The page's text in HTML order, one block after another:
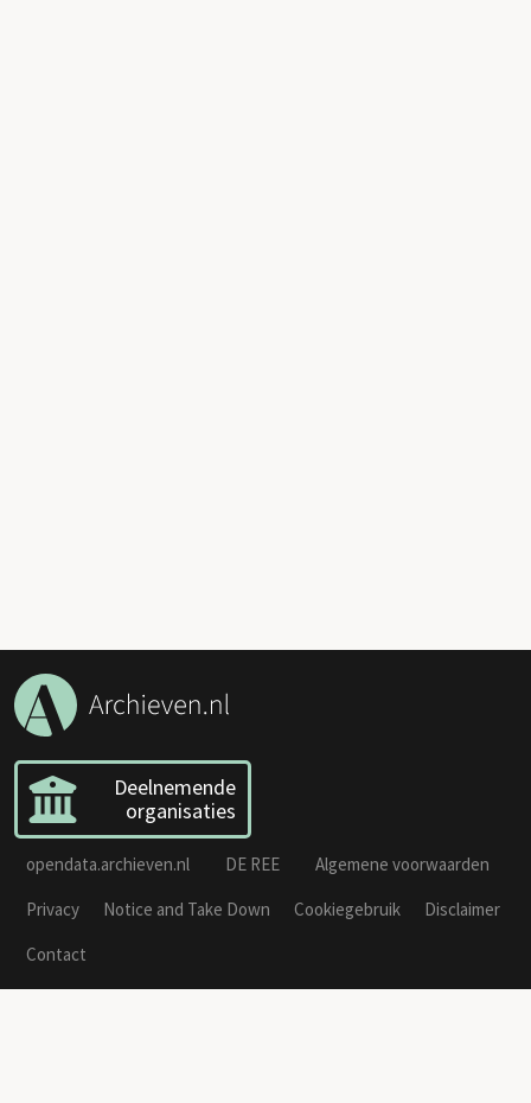
Deelnemende
organisaties
opendata.archieven.nl DE REE
Algemene voorwaarden
Privacy
Notice and Take Down Cookiegebruik
Disclaimer
Contact